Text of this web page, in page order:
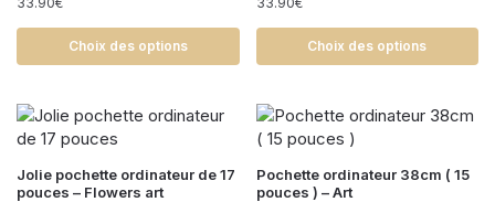
Choix des options Choix des options
Jolie pochette ordinateur de 17
pouces – Flowers art
Pochette ordinateur 38cm ( 15
pouces ) – Art